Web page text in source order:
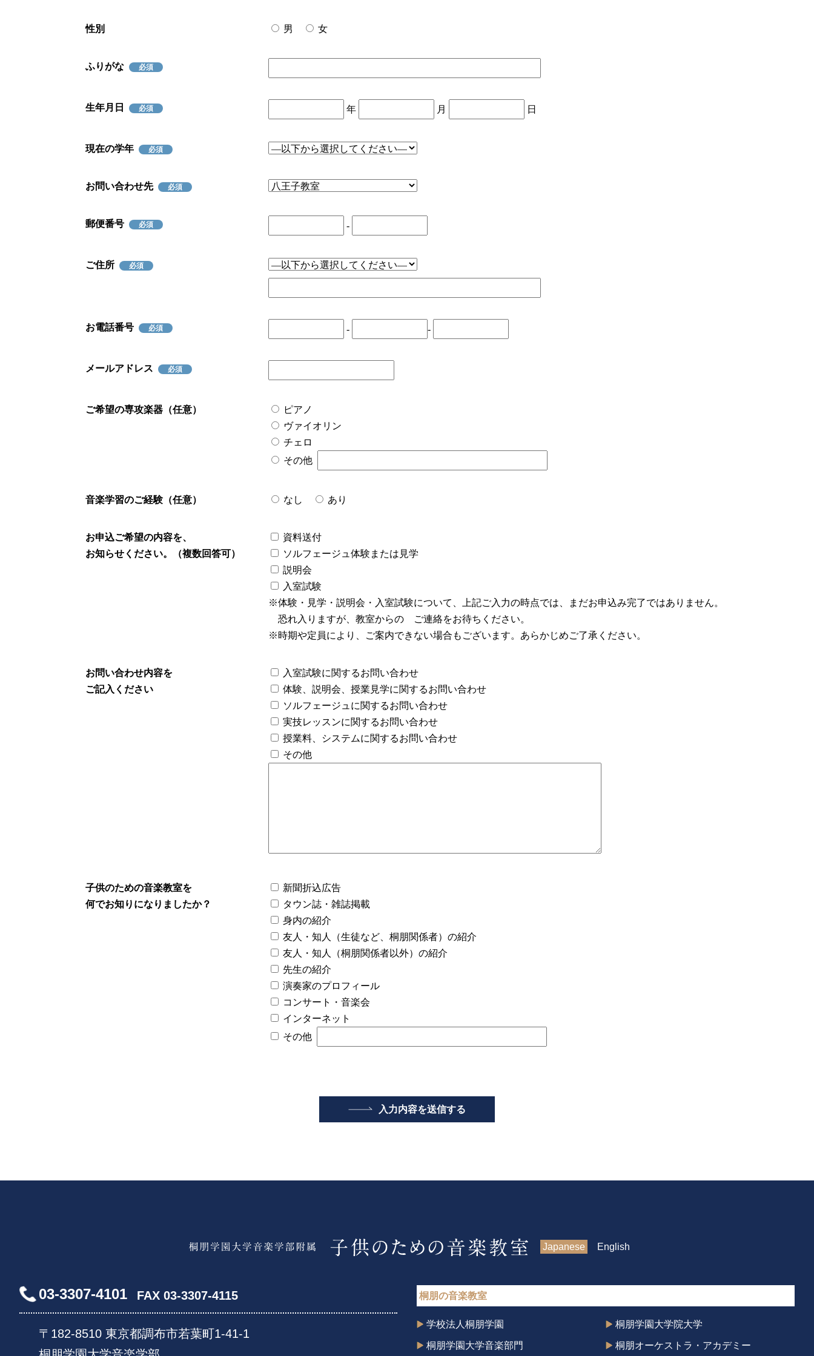
性別 男 女
ふりがな 必須
生年月日 必須 年 月 日
現在の学年 必須
お問い合わせ先 必須
郵便番号 必須 -
ご住所 必須
お電話番号 必須 - -
メールアドレス 必須
ご希望の専攻楽器（任意）
ピアノ
ヴァイオリン
チェロ
その他
音楽学習のご経験（任意） なし あり
お申込ご希望の内容を、
お知らせください。（複数回答可）
資料送付
ソルフェージュ体験または見学
説明会
入室試験
※体験・見学・説明会・入室試験について、上記ご入力の時点では、まだお申込み完了ではありません。
恐れ入りますが、教室からの ご連絡をお待ちください。
※時期や定員により、ご案内できない場合もございます。あらかじめご了承ください。
お問い合わせ内容を
ご記入ください
入室試験に関するお問い合わせ
体験、説明会、授業見学に関するお問い合わせ
ソルフェージュに関するお問い合わせ
実技レッスンに関するお問い合わせ
授業料、システムに関するお問い合わせ
その他
子供のための音楽教室を
何でお知りになりましたか？
新聞折込広告
タウン誌・雑誌掲載
身内の紹介
友人・知人（生徒など、桐朋関係者）の紹介
友人・知人（桐朋関係者以外）の紹介
先生の紹介
演奏家のプロフィール
コンサート・音楽会
インターネット
その他
Japanese English
03-3307-4101 FAX 03-3307-4115
〒182-8510 東京都調布市若葉町1-41-1
桐朋の音楽教室
学校法人桐朋学園
桐朋学園大学音楽部門
桐朋学園大学院大学
桐朋オーケストラ・アカデミー